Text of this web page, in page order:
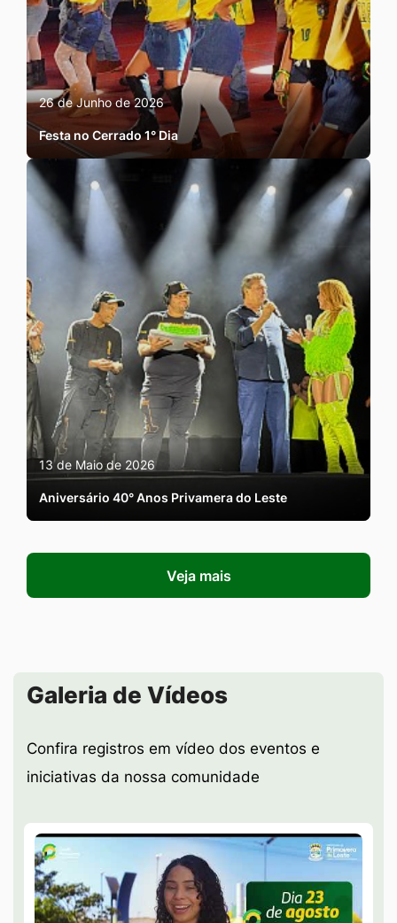
26 de Junho de 2026
Festa no Cerrado 1° Dia
13 de Maio de 2026
Aniversário 40° Anos Privamera do Leste
Veja mais
Seção Galeria de Vídeos
Galeria de Vídeos
Confira registros em vídeo dos eventos e
iniciativas da nossa comunidade